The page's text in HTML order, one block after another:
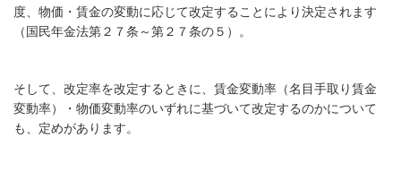
度、物価・賃金の変動に応じて改定することにより決定されます
（国民年金法第２７条～第２７条の５）。
そして、改定率を改定するときに、 賃金変動率（名目手取り賃金
変動率）・ 物価変動率のいずれに基づいて改定するのかについて
も、定めがあります。